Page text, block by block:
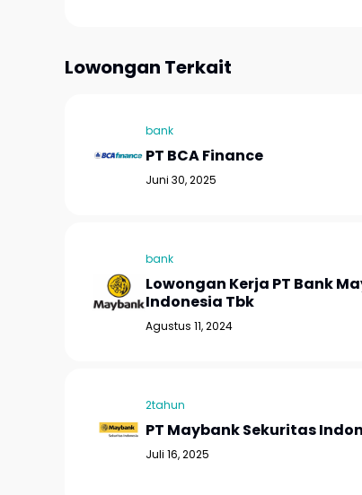
Lowongan Terkait
bank
PT BCA Finance
Juni 30, 2025
bank
Lowongan Kerja PT Bank
Indonesia Tbk
Agustus 11, 2024
2tahun
PT Maybank Sekuritas
Juli 16, 2025